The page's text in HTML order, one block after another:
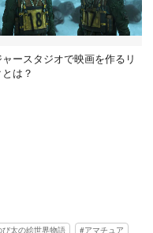
ャースタジオで映画を作るリ
は？
太の絵世界物語 アマチュア